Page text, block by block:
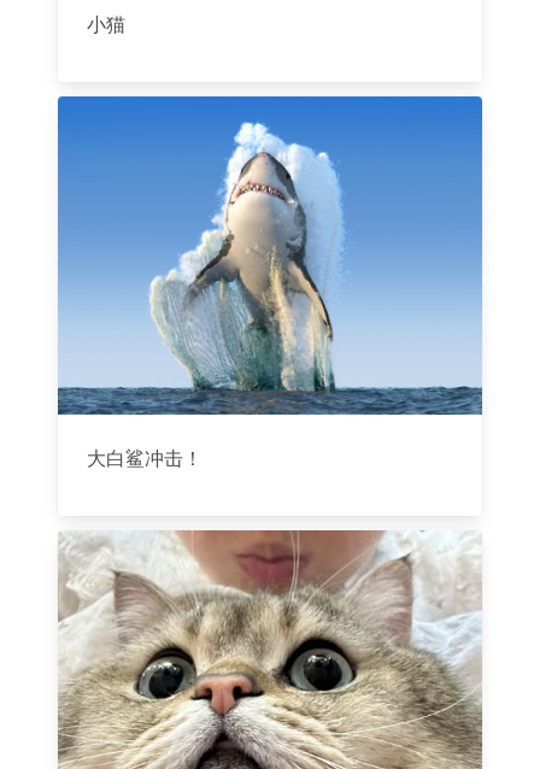
小猫
大白鲨冲击！